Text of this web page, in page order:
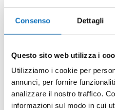
Consenso Dettagli
Questo sito web utilizza i
Utilizziamo i cookie per
annunci, per fornire
analizzare il nostro traffico.
informazioni sul modo in cui
Amare 502 Wohnung
Via delle Rondini, Caorle,